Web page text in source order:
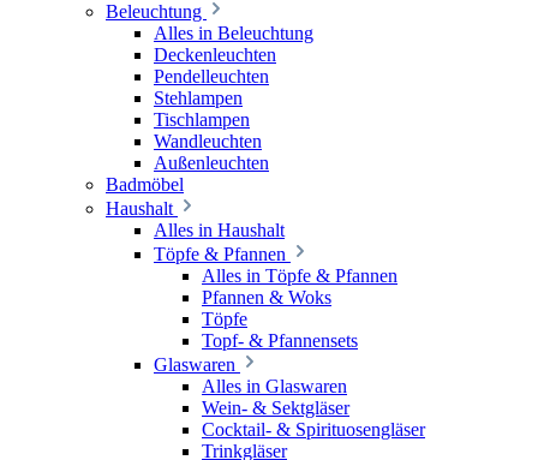
Beleuchtung
Alles in Beleuchtung
Deckenleuchten
Pendelleuchten
Stehlampen
Tischlampen
Wandleuchten
Außenleuchten
Badmöbel
Haushalt
Alles in Haushalt
Töpfe & Pfannen
Alles in Töpfe & Pfannen
Pfannen & Woks
Töpfe
Topf- & Pfannensets
Glaswaren
Alles in Glaswaren
Wein- & Sektgläser
Cocktail- & Spirituosengläser
Trinkgläser